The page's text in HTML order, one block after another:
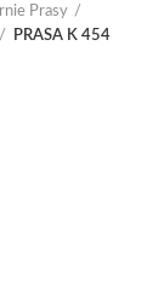
Prasy
PRASA K 454